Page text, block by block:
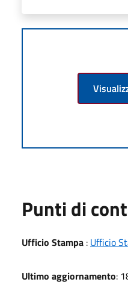
Punti di
Ufficio Stampa : Ufficio
Ultimo aggiornamento: